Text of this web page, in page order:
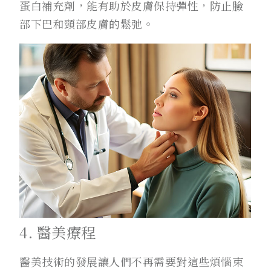
蛋白補充劑，能有助於皮膚保持彈性，防止臉
部下巴和頸部皮膚的鬆弛。
4. 醫美療程
醫美技術的發展讓人們不再需要對這些煩惱束